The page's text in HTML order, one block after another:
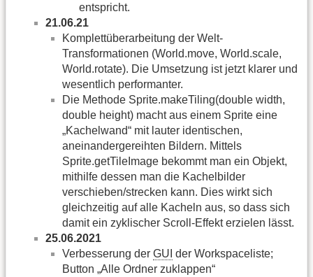
entspricht.
21.06.21
Komplettüberarbeitung der Welt-
Transformationen (World.move, World.scale,
World.rotate). Die Umsetzung ist jetzt klarer und
wesentlich performanter.
Die Methode Sprite.makeTiling(double width,
double height) macht aus einem Sprite eine
„Kachelwand“ mit lauter identischen,
aneinandergereihten Bildern. Mittels
Sprite.getTileImage bekommt man ein Objekt,
mithilfe dessen man die Kachelbilder
verschieben/strecken kann. Dies wirkt sich
gleichzeitig auf alle Kacheln aus, so dass sich
damit ein zyklischer Scroll-Effekt erzielen lässt.
25.06.2021
Verbesserung der GUI der Workspaceliste;
Button „Alle Ordner zuklappen“